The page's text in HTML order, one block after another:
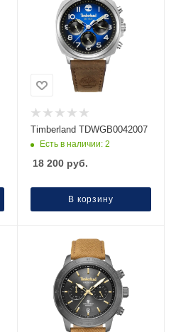
Timberland TDWGB0042007
Есть в наличии: 2
18 200руб.
В корзину